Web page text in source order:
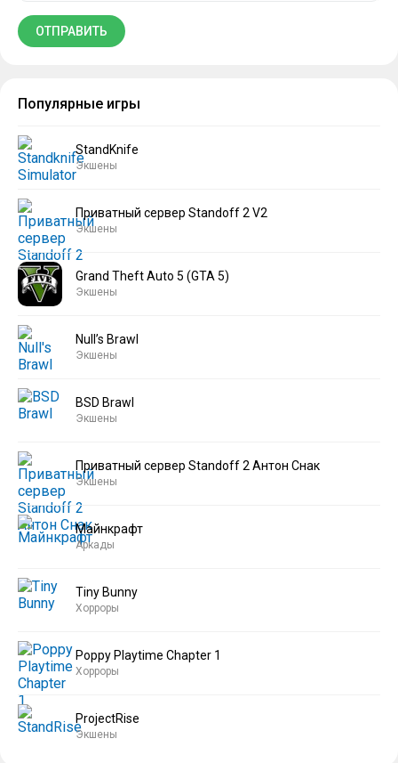
Популярные игры
StandKnife
Экшены
Приватный сервер Standoff 2 V2
Экшены
Grand Theft Auto 5 (GTA 5)
Экшены
Null’s Brawl
Экшены
BSD Brawl
Экшены
Приватный сервер Standoff 2 Антон Снак
Экшены
Майнкрафт
Аркады
Tiny Bunny
Хорроры
Poppy Playtime Chapter 1
Хорроры
ProjectRise
Экшены